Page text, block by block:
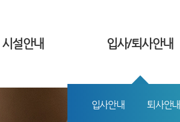
시설안내 입사/퇴사안내
입사안내 퇴사안내